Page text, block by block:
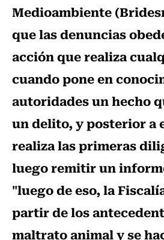
Medioambiente
que las denuncias
acción que realiza
cuando pone en
autoridades un hecho
un delito, y posterior a
realiza las primeras
luego remitir un
"luego de eso, la
partir de los
maltrato animal y se